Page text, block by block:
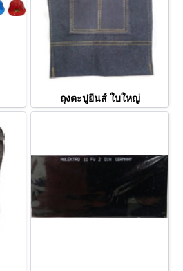
ถุงตะปูยีนส์ ใบใหญ่